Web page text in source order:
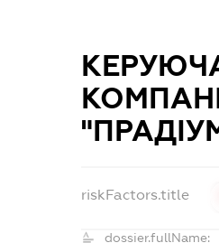
riskFactors.title
dossier.fullName: